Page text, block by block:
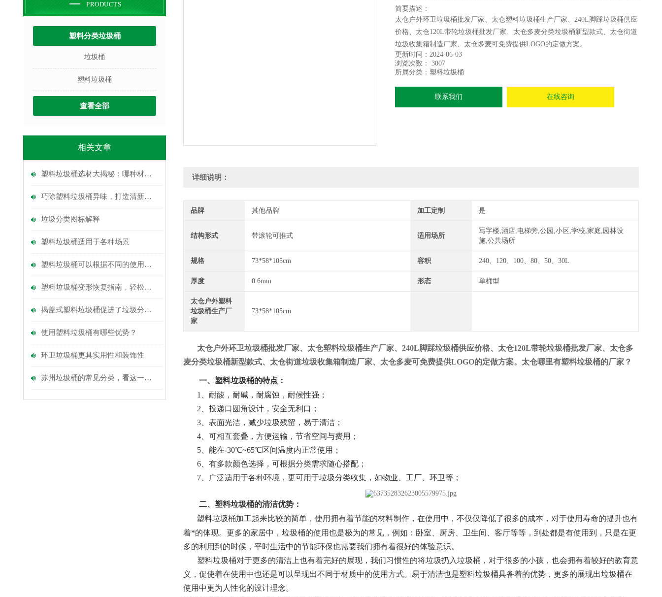
PRODUCTS
塑料分类垃圾桶
垃圾桶
塑料垃圾桶
查看全部
相关文章
塑料垃圾桶选材大揭秘：哪种材料才是“耐用王”？
巧除塑料垃圾桶异味，打造清新家居小角落
垃圾分类图标解释
塑料垃圾桶适用于各种场景
塑料垃圾桶可以根据不同的使用场景和需求进行选择
塑料垃圾桶变形恢复指南，轻松还原如初的实用技巧
揭盖式塑料垃圾桶促进了垃圾分类的实施
使用塑料垃圾桶有哪些优势？
环卫垃圾桶更具实用性和装饰性
苏州垃圾桶的常见分类，看这一篇就够了
简要描述：
太仓户外环卫垃圾桶批发厂家、太仓塑料垃圾桶生产厂家、240L脚踩垃圾桶供应
价格、太仓120L带轮垃圾桶批发厂家、太仓多麦分类垃圾桶新型款式、太仓街道
垃圾收集箱制造厂家、太仓多麦可免费提供LOGO的定做方案。
更新时间： 2024-06-03
浏览次数：
3007
所属分类： 塑料垃圾桶
联系我们 在线咨询
详细说明：
品牌 其他品牌 加工定制 是
结构形式 带滚轮可推式 适用场所
写字楼,酒店,电梯旁,公园,小区,学校,家庭,园林设
施,公共场所
规格 73*58*105cm 容积 240、120、100、80、50、30L
厚度 0.6mm 形态 单桶型
太仓户外塑料
垃圾桶生产厂
家
73*58*105cm
太仓户外环卫垃圾桶批发厂家、太仓塑料垃圾桶生产厂家、240L脚踩垃圾桶供应价格、太仓120L带轮垃圾桶批发厂家、太仓多
麦分类垃圾桶新型款式、太仓街道垃圾收集箱制造厂家、太仓多麦可免费提供LOGO的定做方案。太仓哪里有塑料垃圾桶的厂家？
一、塑料垃圾桶的特点：
1、耐酸，耐碱，耐腐蚀，耐候性强；
2、投递口圆角设计，安全无利口；
3、表面光洁，减少垃圾残留，易于清洁；
4、可相互套叠，方便运输，节省空间与费用；
5、能在-30℃~65℃区间温度内正常使用；
6、有多款颜色选择，可根据分类需求随心搭配；
7、广泛适用于各种环境，更可用于垃圾分类收集，如物业、工厂、环卫等；
二、塑料垃圾桶的清洁优势：
塑料垃圾桶加工起来比较的简单，使用拥有着节能的材料制作，在使用中，不仅仅降低了很多的成本，对于使用寿命的提升也有
着*的体现。更多的家居中，垃圾桶的使用也是极为的常见，例如：卧室、厨房、卫生间、客厅等等，到处都是有使用到，只是在更
多的利用到的时候，平时生活中的节能环保也需要我们拥有着很好的体验意识。
塑料垃圾桶对于更多的清洁上也有着完好的展现，我们习惯性的将垃圾扔入垃圾桶，对于很多的小孩，也会拥有着较好的教育意
义，促使着在使用中也还是可以呈现出不同于材质中的使用方式。易于清洁也是塑料垃圾桶具备着的优势，更多的展现出垃圾桶在
使用中更为人性化的设计理念。